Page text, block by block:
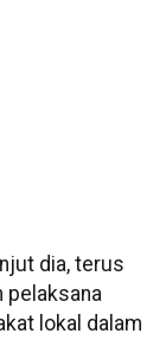
dia, terus
pelaksana
lokal dalam